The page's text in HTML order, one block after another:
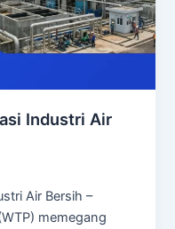
Industri Air
Air Bersih –
memegang